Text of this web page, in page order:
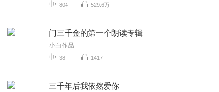
804 529.6万
门三千金的第一个朗读专辑
小白作品
38 1417
三千年后我依然爱你